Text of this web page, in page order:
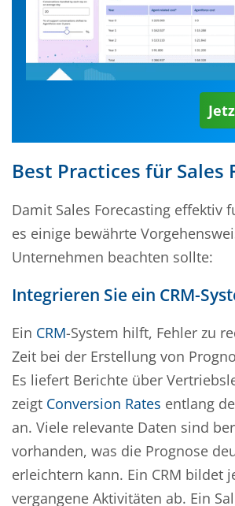
Best Practices für Sales
Damit Sales Forecasting effektiv
es einige bewährte
Unternehmen beachten sollte:
Integrieren Sie ein CRM-
Ein CRM-System hilft, Fehler zu
Zeit bei der Erstellung von
Es liefert Berichte über
zeigt Conversion Rates entlang
an. Viele relevante Daten sind
vorhanden, was die Prognose
erleichtern kann. Ein CRM bildet
vergangene Aktivitäten ab. Ein